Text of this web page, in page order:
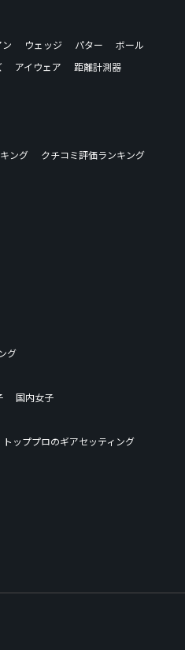
ン ウェッジ パター
ボール
アイウェア
距離計測器
ング
クチコミ評価ランキング
グ
国内女子
トッププロのギアセッティング